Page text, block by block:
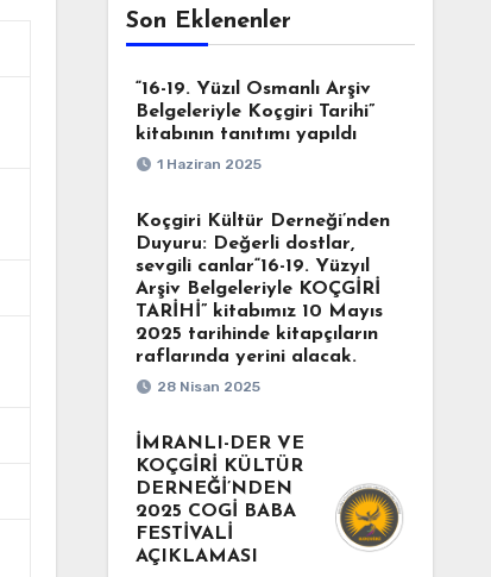
Son Eklenenler
“16-19. Yüzıl Osmanlı Arşiv
Belgeleriyle Koçgiri Tarihi”
kitabının tanıtımı yapıldı
1 Haziran 2025
Koçgiri Kültür Derneği’nden
Duyuru: Değerli dostlar,
sevgili canlar“16-19. Yüzyıl
Arşiv Belgeleriyle KOÇGİRİ
TARİHİ” kitabımız 10 Mayıs
2025 tarihinde kitapçıların
raflarında yerini alacak.
28 Nisan 2025
İMRANLI-DER VE
KOÇGİRİ KÜLTÜR
DERNEĞİ’NDEN
2025 COGİ BABA
FESTİVALİ
AÇIKLAMASI